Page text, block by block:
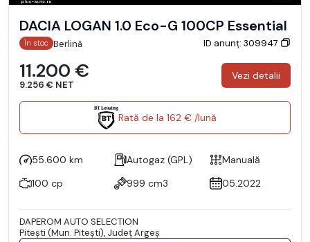
DACIA LOGAN 1.0 Eco-G 100CP Essential
În stoc Berlină ID anunț: 309947
11.200 €
9.256 € NET
Vezi detalii
Rată de la 162 € /lună
55.600 km Autogaz (GPL)
Manuală
100 cp
999 cm3 05.2022
DAPEROM AUTO SELECTION
Piteşti (Mun. Piteşti), Județ Argeş